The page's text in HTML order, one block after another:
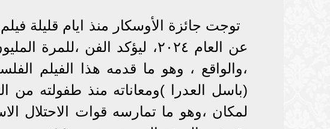
توجت جائزة الأوسكار منذ ايام قليلة
عن العام ٢٠٢٤، ليؤكد الفن
،والواقع ، وهو ما قدمه هذا الفيلم
(باسل العدرا )ومعاناته منذ طفولته من
لمكان ،وهو ما تمارسه قوات الاحتلال